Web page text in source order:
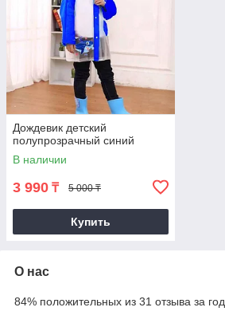
Дождевик детский
полупрозрачный синий
В наличии
3 990 ₸ 5 000 ₸
Купить
О нас
84% положительных из 31 отзыва за год